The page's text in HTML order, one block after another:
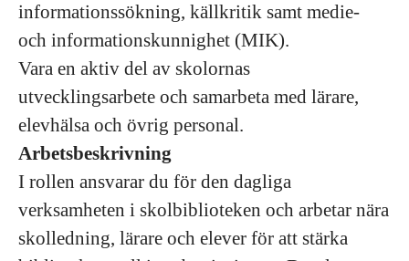
informationssökning, källkritik samt medie-
och informationskunnighet (MIK).
Vara en aktiv del av skolornas
utvecklingsarbete och samarbeta med lärare,
elevhälsa och övrig personal.
Arbetsbeskrivning
I rollen ansvarar du för den dagliga
verksamheten i skolbiblioteken och arbetar nära
skolledning, lärare och elever för att stärka